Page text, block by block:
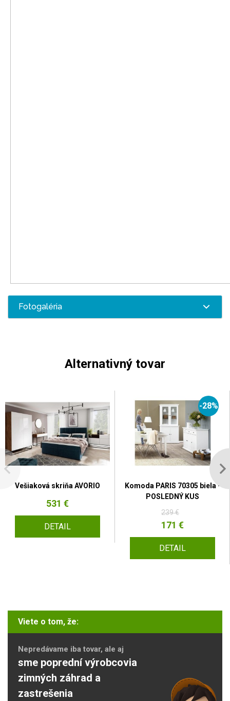
Fotogaléria
Alternativný tovar
Vešiaková skriňa AVORIO
531 €
DETAIL
-28%
Komoda PARIS 70305 biela -
POSLEDNÝ KUS
239 €
171 €
DETAIL
Viete o tom, že:
Nepredávame iba tovar, ale aj
sme poprední výrobcovia
zimných záhrad a
zastrešenia